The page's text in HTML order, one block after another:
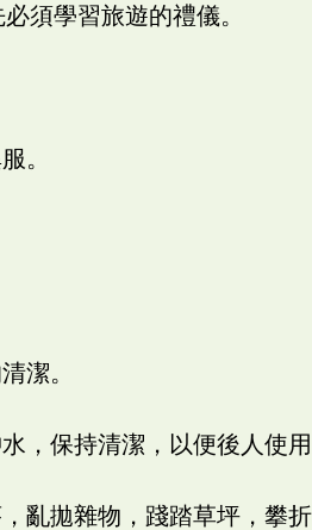
須學習旅遊的禮儀。
。
潔。
，保持清潔，以便後人使
亂拋雜物，踐踏草坪，攀